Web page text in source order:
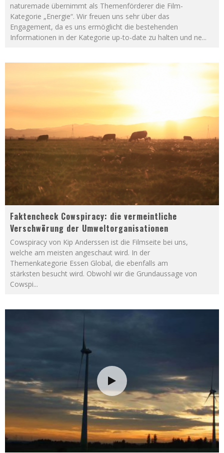
naturemade übernimmt als Themenförderer die Film-
Kategorie „Energie“. Wir freuen uns sehr über das
Engagement, da es uns ermöglicht die bestehenden
Informationen in der Kategorie up-to-date zu halten und ne...
Faktencheck Cowspiracy: die vermeintliche
Verschwörung der Umweltorganisationen
Cowspiracy von Kip Anderssen ist die Filmseite bei uns,
welche am meisten angeschaut wird. In der
Themenkategorie Essen Global, die ebenfalls am
stärksten besucht wird. Obwohl wir die Grundaussage von
Cowspi...